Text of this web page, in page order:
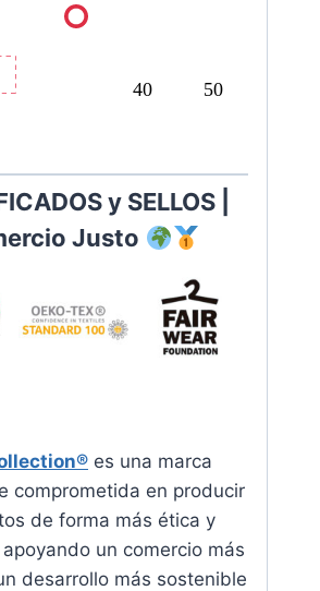
40 50
y SELLOS |
Justo
es una marca
comprometida en producir
de forma más ética y
un comercio más
desarrollo más sostenible